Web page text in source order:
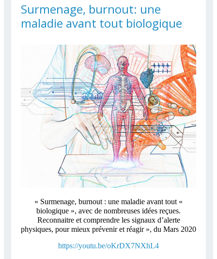
Surmenage, burnout: une
maladie avant tout biologique
« Surmenage, burnout : une maladie avant tout «
biologique », avec de nombreuses idées reçues.
Reconnaitre et comprendre les signaux d’alerte
physiques, pour mieux prévenir et réagir », du Mars 2020
https://youtu.be/oKrDX7NXhL4